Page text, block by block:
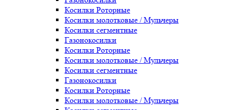
Косилки Роторные
Косилки молотковые / Мульчеры
Косилки сегментные
Газонокосилки
Косилки Роторные
Косилки молотковые / Мульчеры
Косилки сегментные
Газонокосилки
Косилки Роторные
Косилки молотковые / Мульчеры